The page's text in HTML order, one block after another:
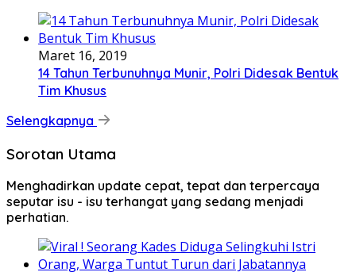
Maret 16, 2019
14 Tahun Terbunuhnya Munir, Polri Didesak Bentuk
Tim Khusus
Selengkapnya
Sorotan Utama
Menghadirkan update cepat, tepat dan terpercaya
seputar isu - isu terhangat yang sedang menjadi
perhatian.